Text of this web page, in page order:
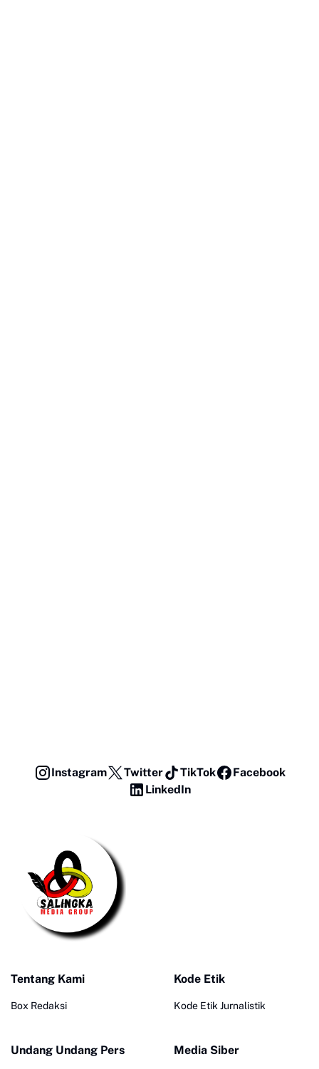
Instagram Twitter TikTok
Facebook
LinkedIn
Tentang Kami
Box Redaksi
Kode Etik
Kode Etik Jurnalistik
Undang Undang Pers Media Siber